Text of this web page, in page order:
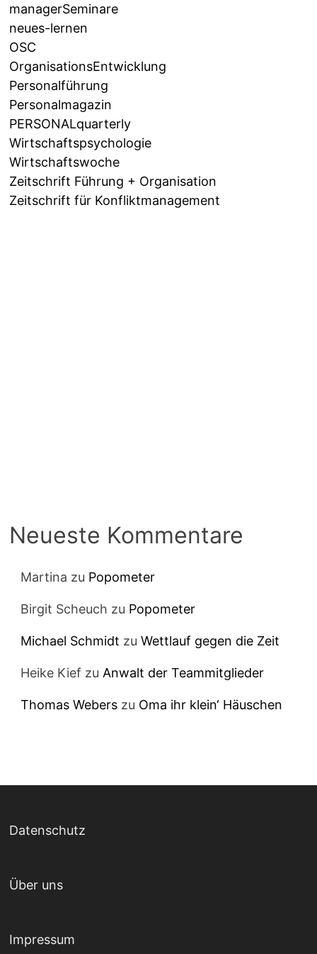
managerSeminare
neues-lernen
OSC
OrganisationsEntwicklung
Personalführung
Personalmagazin
PERSONALquarterly
Wirtschaftspsychologie
Wirtschaftswoche
Zeitschrift Führung + Organisation
Zeitschrift für Konfliktmanagement
Neueste Kommentare
Martina zu Popometer
Birgit Scheuch zu Popometer
Michael Schmidt zuWettlauf gegen die Zeit
Heike Kief zuAnwalt der Teammitglieder
Thomas Webers zu Oma ihr klein‘ Häuschen
Datenschutz
Über uns
Impressum